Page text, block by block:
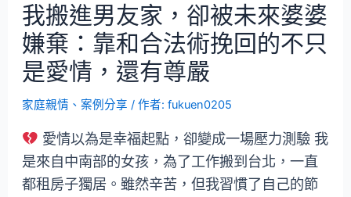
我搬進男友家，卻被未來婆婆
嫌棄：靠和合法術挽回的不只
是愛情，還有尊嚴
家庭親情 、案例分享 / 作者:fukuen0205
愛情以為是幸福起點，卻變成一場壓力測驗 我
是來自中南部的女孩，為了工作搬到台北，一直
都租房子獨居。雖然辛苦，但我習慣了自己的節